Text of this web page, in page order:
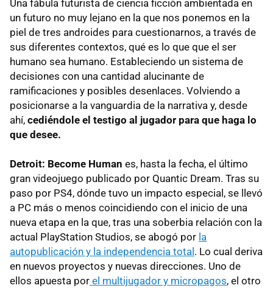
Una fábula futurista de ciencia ficción ambientada en
un futuro no muy lejano en la que nos ponemos en la
piel de tres androides para cuestionarnos, a través de
sus diferentes contextos, qué es lo que que el ser
humano sea humano. Estableciendo un sistema de
decisiones con una cantidad alucinante de
ramificaciones y posibles desenlaces. Volviendo a
posicionarse a la vanguardia de la narrativa y, desde
ahí, cediéndole el testigo al jugador para que haga lo
que desee.
Detroit: Become Human es, hasta la fecha, el último
gran videojuego publicado por Quantic Dream. Tras su
paso por PS4, dónde tuvo un impacto especial, se llevó
a PC más o menos coincidiendo con el inicio de una
nueva etapa en la que, tras una soberbia relación con la
actual PlayStation Studios, se abogó por la
autopublicación y la independencia total . Lo cual deriva
en nuevos proyectos y nuevas direcciones. Uno de
ellos apuesta por el multijugador y micropagos, el otro